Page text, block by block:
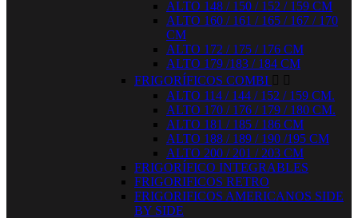
ALTO 148 / 150 / 152 / 159 CM
ALTO 160 / 161 / 165 / 167 / 170
CM
ALTO 172 / 175 / 176 CM
ALTO 179 /183 / 184 CM
FRIGORÍFICOS COMBI  
ALTO 114 / 144 / 152 / 159 CM.
ALTO 170 / 176 / 179 / 180 CM.
ALTO 181 / 185 / 186 CM
ALTO 188 / 189 / 190 /195 CM
ALTO 200 / 201 / 203 CM
FRIGORÍFICO INTEGRABLES
FRIGORIFICOS RETRO
FRIGORIFICOS AMERICANOS SIDE
BY SIDE